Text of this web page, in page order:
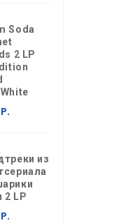
Soda
2 LP
из
2 LP